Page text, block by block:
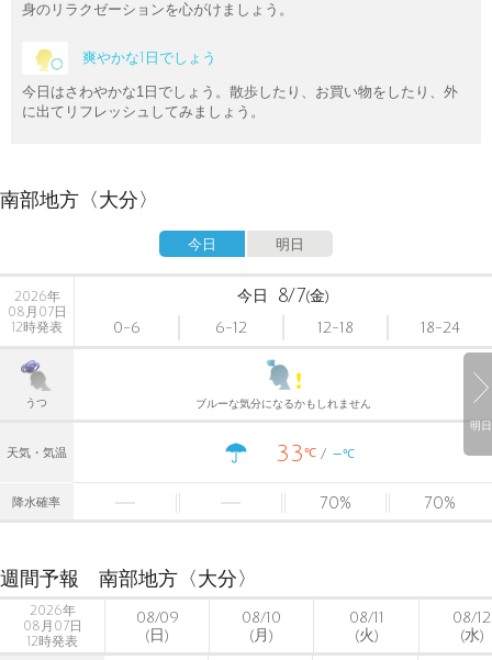
身のリラクゼーションを心がけましょう。
爽やかな1日でしょう
今日はさわやかな1日でしょう。散歩したり、お買い物をしたり、外
に出てリフレッシュしてみましょう。
南部地方〈大分〉
今日 明日
明日
2026年
08月07日
12時発表
今日 8/7(金)
0-6
6-12 12-18 18-24
うつ ブルーな気分になるかもしれません
天気・気温 33℃ -℃
降水確率 70% 70%
週間予報 南部地方〈大分〉
2026年
08月07日
12時発表
08/09
(日)
08/10
(月)
08/11
(火)
08/12
(水)